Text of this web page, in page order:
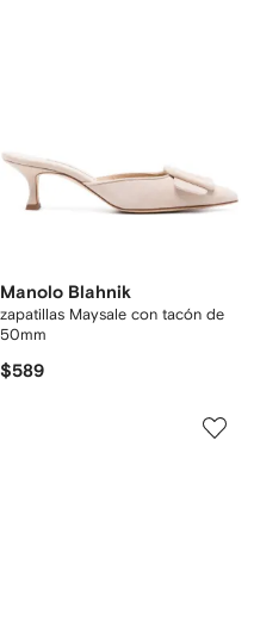
Manolo Blahnik
zapatillas Maysale con tacón de
50mm
$589